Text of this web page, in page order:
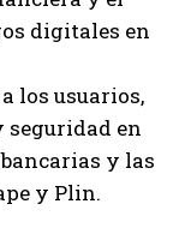
digitales en
los usuarios,
en
y las
y Plin.